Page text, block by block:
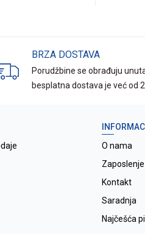
BRZA DOSTAVA
Porudžbine se obrađuju
besplatna dostava je već od
O nama
Zaposlenje
Kontakt
Saradnja
Najčešća